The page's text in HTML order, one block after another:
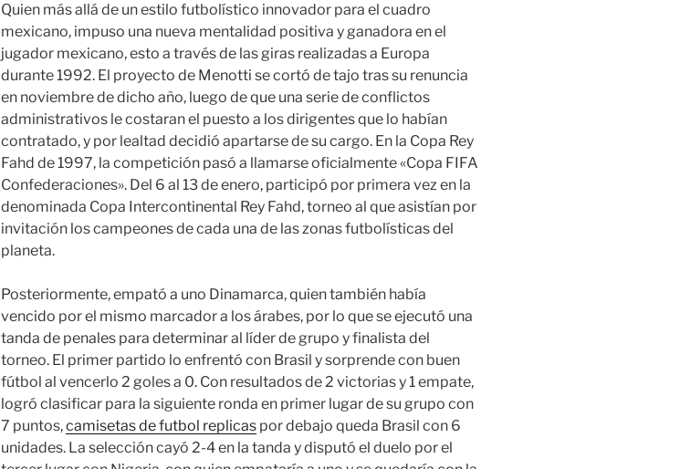
Quien más allá de un estilo futbolístico innovador para el cuadro
mexicano, impuso una nueva mentalidad positiva y ganadora en el
jugador mexicano, esto a través de las giras realizadas a Europa
durante 1992. El proyecto de Menotti se cortó de tajo tras su renuncia
en noviembre de dicho año, luego de que una serie de conflictos
administrativos le costaran el puesto a los dirigentes que lo habían
contratado, y por lealtad decidió apartarse de su cargo. En la Copa Rey
Fahd de 1997, la competición pasó a llamarse oficialmente «Copa FIFA
Confederaciones». Del 6 al 13 de enero, participó por primera vez en la
denominada Copa Intercontinental Rey Fahd, torneo al que asistían por
invitación los campeones de cada una de las zonas futbolísticas del
planeta.
Posteriormente, empató a uno Dinamarca, quien también había
vencido por el mismo marcador a los árabes, por lo que se ejecutó una
tanda de penales para determinar al líder de grupo y finalista del
torneo. El primer partido lo enfrentó con Brasil y sorprende con buen
fútbol al vencerlo 2 goles a 0. Con resultados de 2 victorias y 1 empate,
logró clasificar para la siguiente ronda en primer lugar de su grupo con
7 puntos,camisetas de futbol replicaspor debajo queda Brasil con 6
unidades. La selección cayó 2-4 en la tanda y disputó el duelo por el